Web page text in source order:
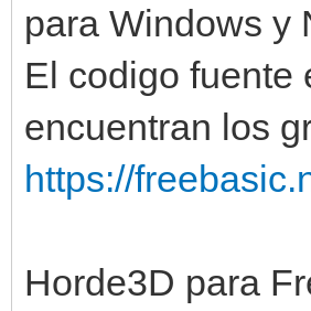
para Windows y
El codigo fuente
encuentran los
https://
Horde3D para